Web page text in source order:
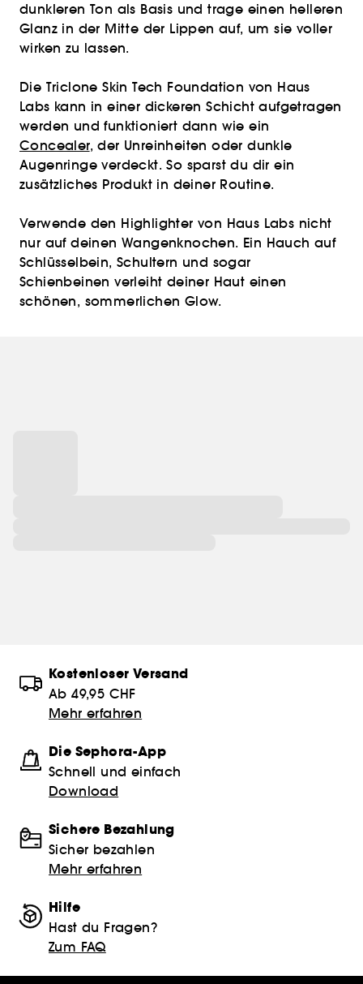
dunkleren Ton als Basis und trage einen helleren
Glanz in der Mitte der Lippen auf, um sie voller
wirken zu lassen.
Die Triclone Skin Tech Foundation von Haus
Labs kann in einer dickeren Schicht aufgetragen
werden und funktioniert dann wie ein
Concealer, der Unreinheiten oder dunkle
Augenringe verdeckt. So sparst du dir ein
zusätzliches Produkt in deiner Routine.
Verwende den Highlighter von Haus Labs nicht
nur auf deinen Wangenknochen. Ein Hauch auf
Schlüsselbein, Schultern und sogar
Schienbeinen verleiht deiner Haut einen
schönen, sommerlichen Glow.
Kostenloser Versand
Ab 49,95 CHF
Mehr erfahren
Die Sephora-App
Schnell und einfach
Download
Sichere Bezahlung
Sicher bezahlen
Mehr erfahren
Hilfe
Hast du Fragen?
Zum FAQ